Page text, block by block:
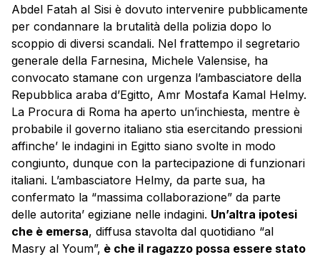
Abdel Fatah al Sisi è dovuto intervenire pubblicamente
per condannare la brutalità della polizia dopo lo
scoppio di diversi scandali. Nel frattempo il segretario
generale della Farnesina, Michele Valensise, ha
convocato stamane con urgenza l’ambasciatore della
Repubblica araba d’Egitto, Amr Mostafa Kamal Helmy.
La Procura di Roma ha aperto un’inchiesta, mentre è
probabile il governo italiano stia esercitando pressioni
affinche’ le indagini in Egitto siano svolte in modo
congiunto, dunque con la partecipazione di funzionari
italiani. L’ambasciatore Helmy, da parte sua, ha
confermato la “massima collaborazione” da parte
delle autorita’ egiziane nelle indagini. Un’altra ipotesi
che è emersa, diffusa stavolta dal quotidiano “al
Masry al Youm”, è che il ragazzo possa essere stato